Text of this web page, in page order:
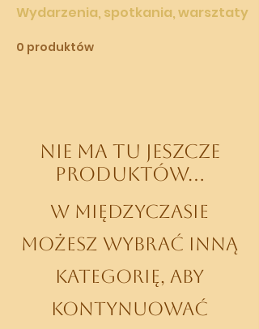
Wydarzenia, spotkania, warsztaty
0 produktów
Nie ma tu jeszcze
produktów...
W międzyczasie
możesz wybrać inną
kategorię, aby
kontynuować